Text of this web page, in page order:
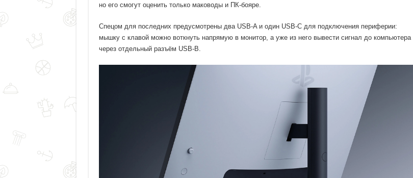
но его смогут оценить только маководы и ПК-бояре.
Спецом для последних предусмотрены два USB-A и один USB-C для подключения периферии:
мышку с клавой можно воткнуть напрямую в монитор, а уже из него вывести сигнал до компьютера
через отдельный разъём USB-B.